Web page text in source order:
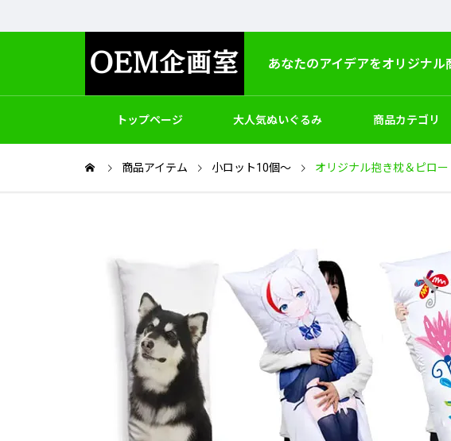
あなたのアイデアをオリジナル
トップページ 大人気ぬいぐるみ
製作
商品カテゴリ
オリジナルハッピ（法被）制作｜小
ロット対応
2025.09.05
オリジナルアームカバ
文OK
2025.09.05
パッケージと梱包
商品アイテム 小ロット10個～ オリジナル抱き枕＆ピロ